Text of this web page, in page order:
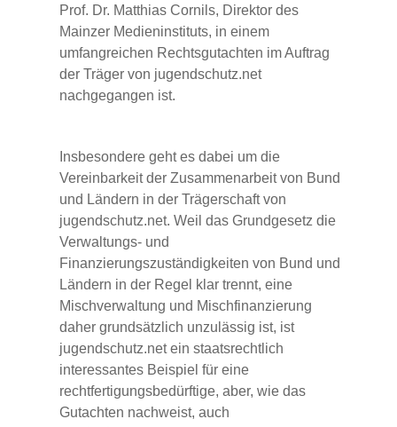
Prof. Dr. Matthias Cornils, Direktor des
Mainzer Medieninstituts, in einem
umfangreichen Rechtsgutachten im Auftrag
der Träger von jugendschutz.net
nachgegangen ist.
Insbesondere geht es dabei um die
Vereinbarkeit der Zusammenarbeit von Bund
und Ländern in der Trägerschaft von
jugendschutz.net. Weil das Grundgesetz die
Verwaltungs- und
Finanzierungszuständigkeiten von Bund und
Ländern in der Regel klar trennt, eine
Mischverwaltung und Mischfinanzierung
daher grundsätzlich unzulässig ist, ist
jugendschutz.net ein staatsrechtlich
interessantes Beispiel für eine
rechtfertigungsbedürftige, aber, wie das
Gutachten nachweist, auch